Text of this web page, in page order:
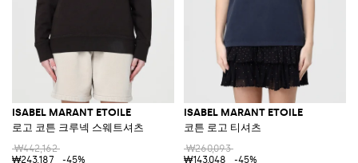
ISABEL MARANT ETOILE
로고 코튼 크루넥 스웨트셔츠
₩442,162
₩243,187
-45%
ISABEL MARANT ETOILE
코튼 로고 티셔츠
₩260,093
₩143,048
-45%